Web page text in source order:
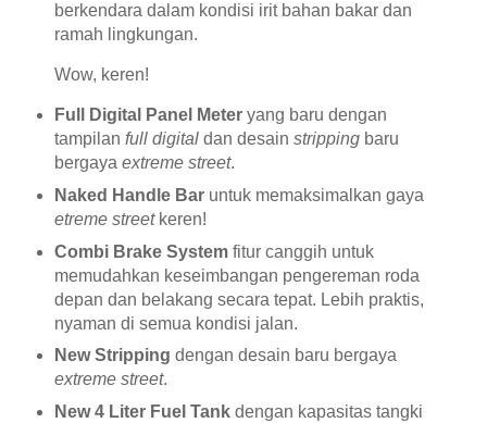
berkendara dalam kondisi irit bahan bakar dan
ramah lingkungan.
Wow, keren!
Full Digital Panel Meteryang baru dengan
tampilan full digitaldan desain strippingbaru
bergaya extreme street.
Naked Handle Baruntuk memaksimalkan gaya
etreme streetkeren!
Combi Brake Systemfitur canggih untuk
memudahkan keseimbangan pengereman roda
depan dan belakang secara tepat. Lebih praktis,
nyaman di semua kondisi jalan.
New Stripping dengan desain baru bergaya
extreme street.
New 4 Liter Fuel Tankdengan kapasitas tangki